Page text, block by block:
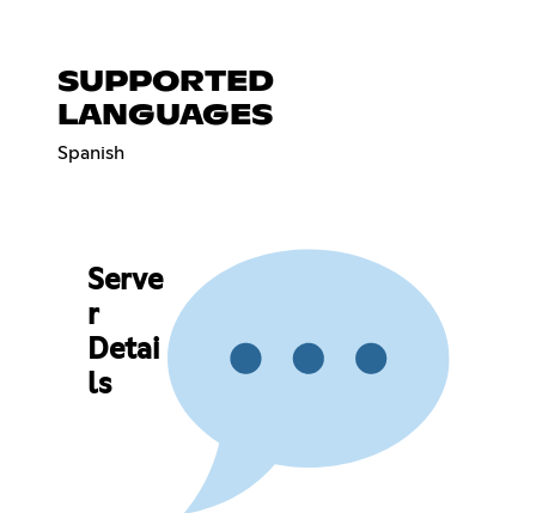
SUPPORTED
LANGUAGES
Spanish
Serve
r
Detai
ls